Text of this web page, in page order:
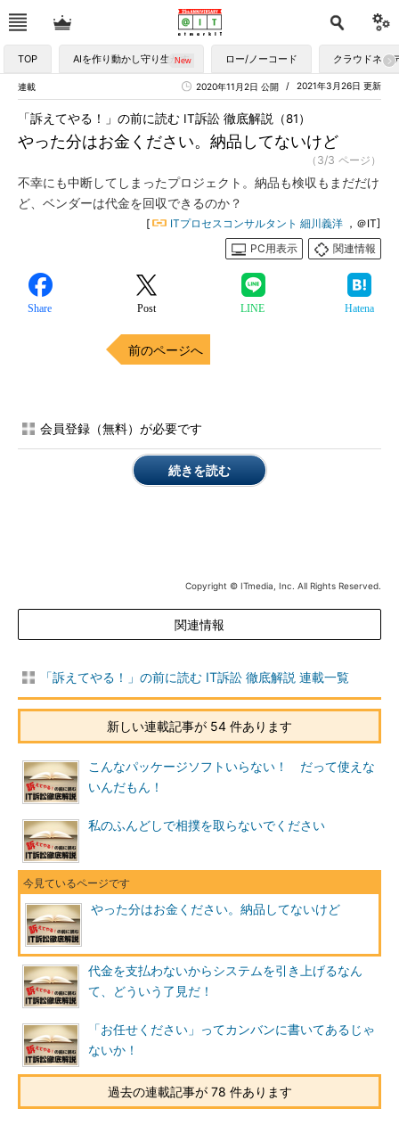
TOP AIを作り動かし守り生かす ロー/ノーコード クラウドネイ
連載 2021年3月26日 更新
2020年11月2日 公開
やった分はお金ください。納品してないけど
「訴えてやる！」の前に読む IT訴訟 徹底解説（81）
（3/3 ページ）
不幸にも中断してしまったプロジェクト。納品も検収もまだだけ
ど、ベンダーは代金を回収できるのか？
[ ITプロセスコンサルタント 細川義洋 ，＠IT]
PC用表示
関連情報
Share Post LINE Hatena
前のページへ
会員登録（無料）が必要です
続きを読む
Copyright © ITmedia, Inc. All Rights Reserved.
関連情報
「訴えてやる！」の前に読む IT訴訟 徹底解説 連載一覧
新しい連載記事が 54 件あります
こんなパッケージソフトいらない！ だって使えな
いんだもん！
私のふんどしで相撲を取らないでください
やった分はお金ください。納品してないけど
代金を支払わないからシステムを引き上げるなん
て、どういう了見だ！
「お任せください」ってカンバンに書いてあるじゃ
ないか！
過去の連載記事が 78 件あります